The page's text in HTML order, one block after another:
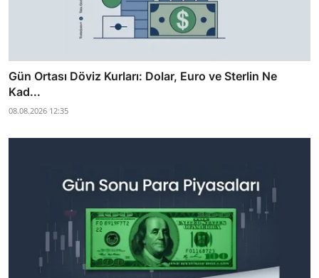
Gün Ortası Döviz Kurları: Dolar, Euro ve Sterlin Ne
Kad...
08.08.2026 12:35